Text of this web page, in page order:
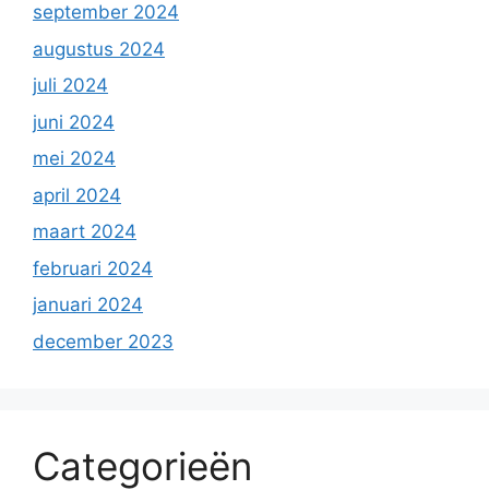
september 2024
augustus 2024
juli 2024
juni 2024
mei 2024
april 2024
maart 2024
februari 2024
januari 2024
december 2023
Categorieën